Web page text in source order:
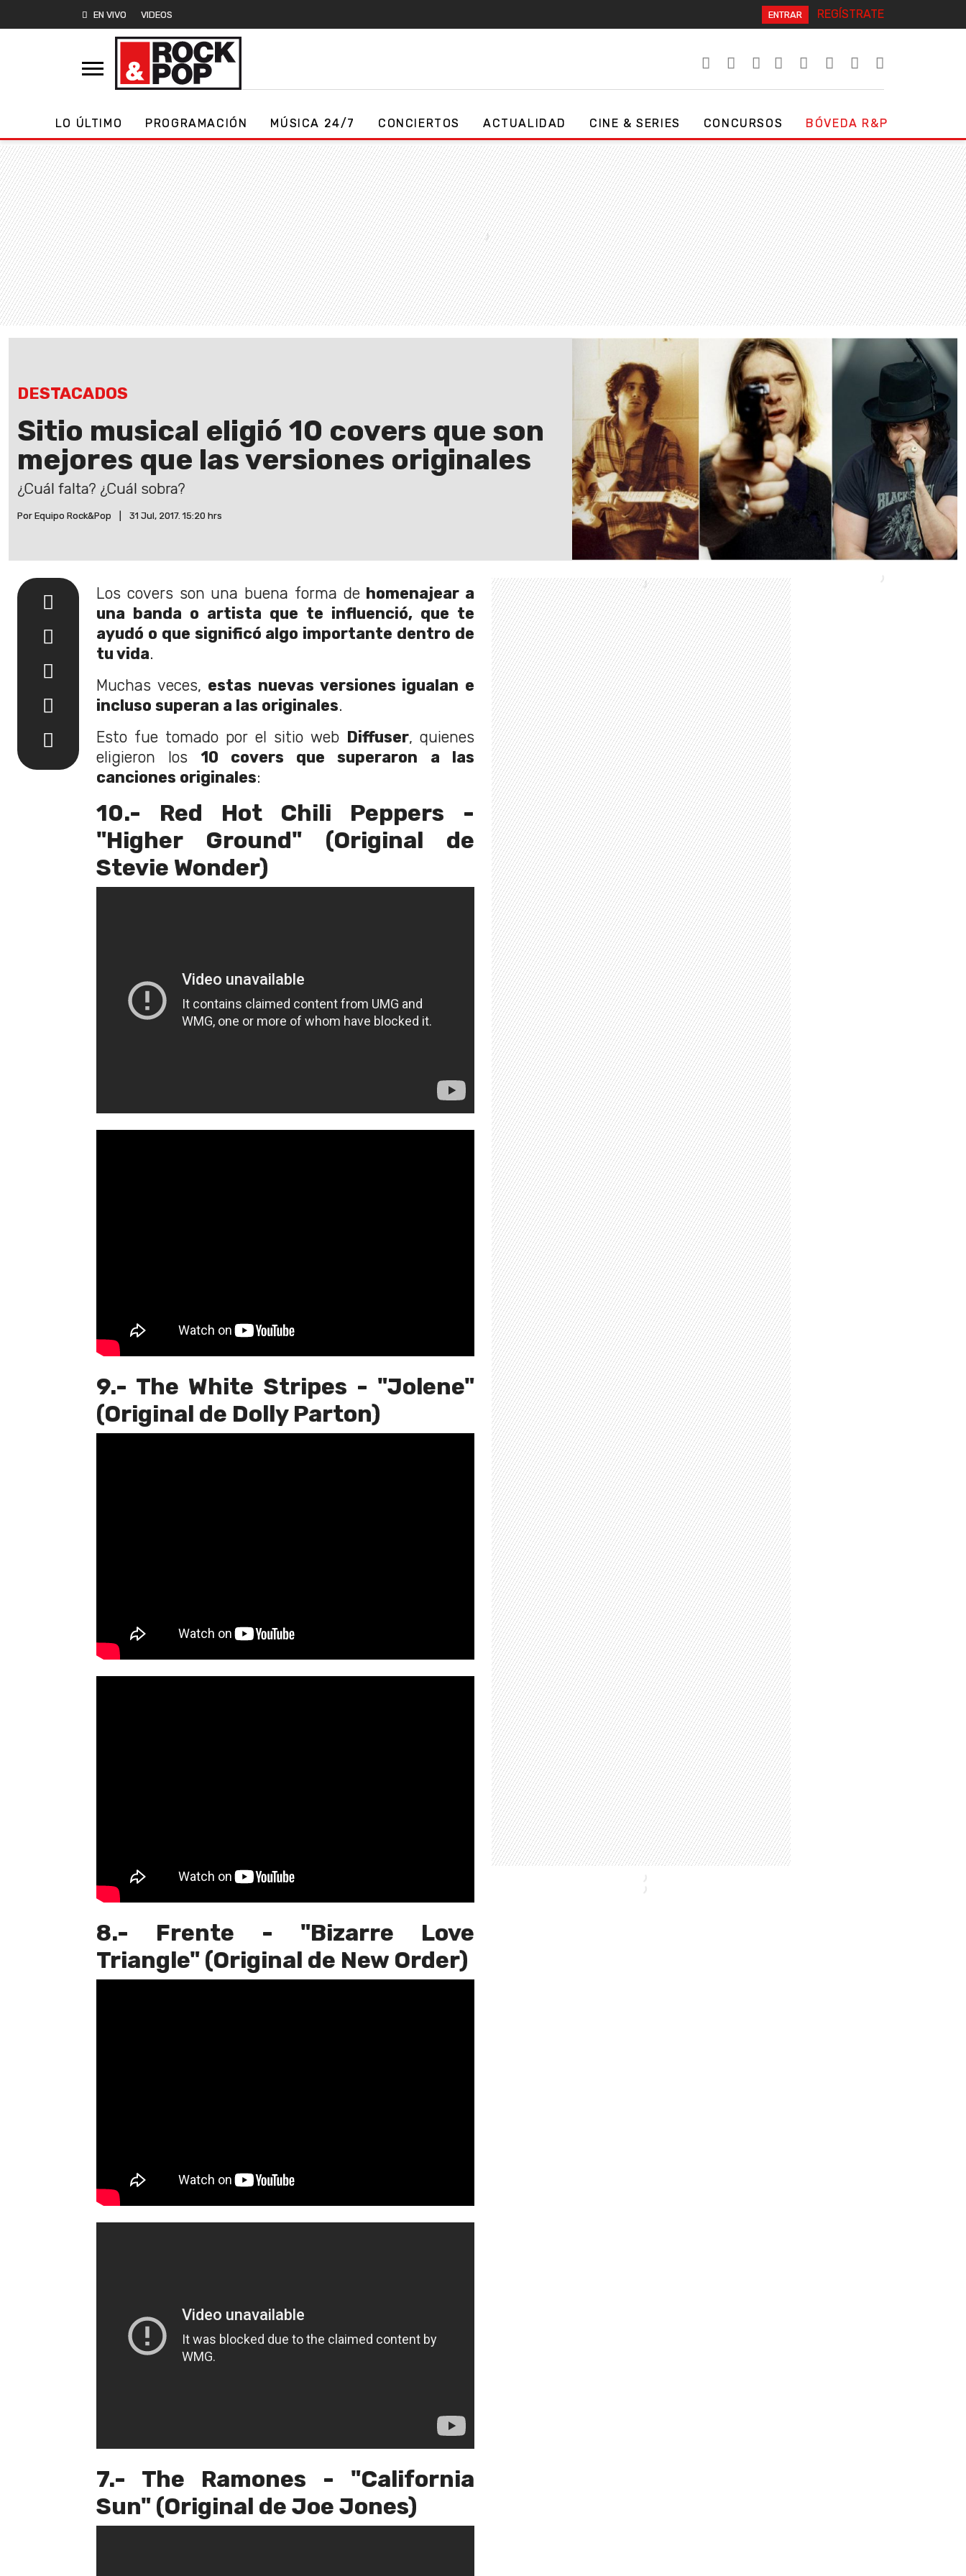
EN VIVO VIDEOS ENTRAR REGÍSTRATE
LO ÚLTIMO PROGRAMACIÓN MÚSICA 24/7 CONCIERTOS ACTUALIDAD CINE & SERIES CONCURSOS BÓVEDA R&P
DESTACADOS
Sitio musical eligió 10 covers que son
mejores que las versiones originales
¿Cuál falta? ¿Cuál sobra?
Por Equipo Rock&Pop 31 Jul, 2017. 15:20 hrs
Los covers son una buena forma de homenajear a
una banda o artista que te influenció, que te
ayudó o que significó algo importante dentro de
tu vida.
Muchas veces, estas nuevas versiones igualan e
incluso superan a las originales.
Esto fue tomado por el sitio web Diffuser, quienes
eligieron los10 covers que superaron a las
canciones originales:
10.- Red Hot Chili Peppers -
"Higher Ground" (Original de
Stevie Wonder)
9.- The White Stripes - "Jolene"
(Original de Dolly Parton)
8.- Frente - "Bizarre Love
Triangle" (Original de New Order)
7.- The Ramones - "California
Sun" (Original de Joe Jones)